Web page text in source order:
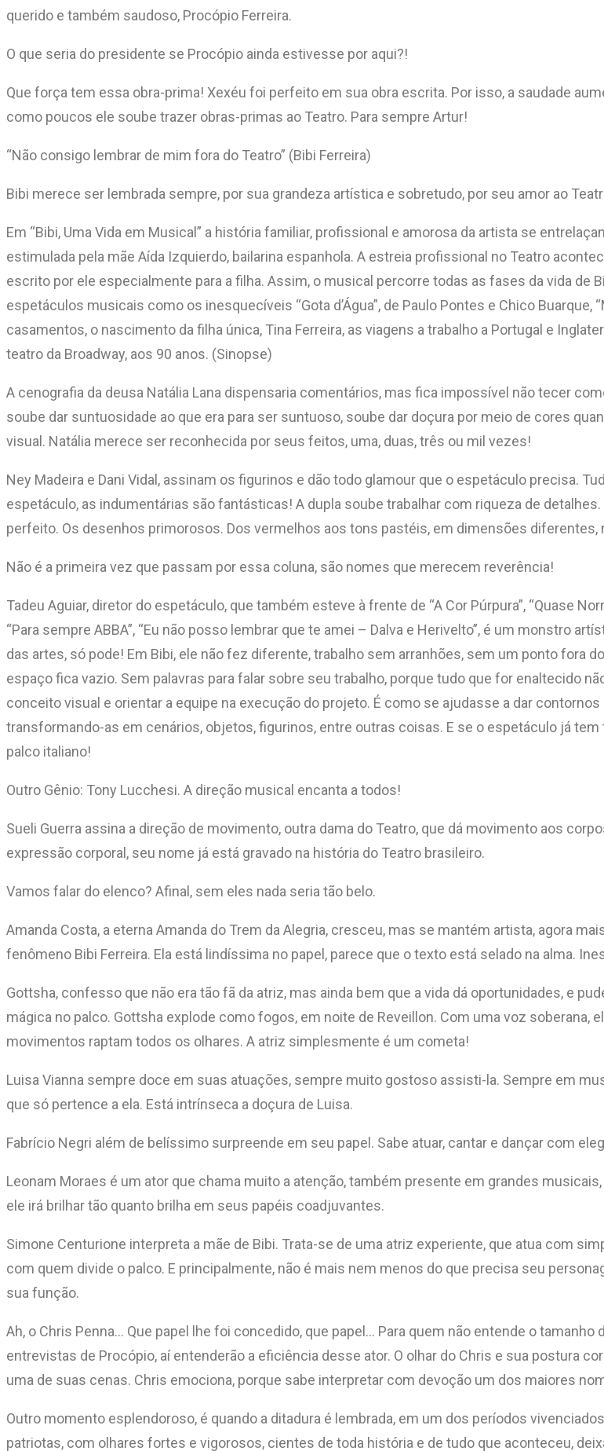
querido e também saudoso, Procópio Ferreira.
O que seria do presidente se Procópio ainda estivesse por aqui?!
Que força tem essa obra-prima! Xexéu foi perfeito em sua obra escrita. Por isso, a saudade
como poucos ele soube trazer obras-primas ao Teatro. Para sempre Artur!
“Não consigo lembrar de mim fora do Teatro” (Bibi Ferreira)
Bibi merece ser lembrada sempre, por sua grandeza artística e sobretudo, por seu amor ao
Em “Bibi, Uma Vida em Musical” a história familiar, profissional e amorosa da artista se
estimulada pela mãe Aída Izquierdo, bailarina espanhola. A estreia profissional no Teatro
escrito por ele especialmente para a filha. Assim, o musical percorre todas as fases da vida de
espetáculos musicais como os inesquecíveis “Gota d’Água”, de Paulo Pontes e Chico Buarque,
casamentos, o nascimento da filha única, Tina Ferreira, as viagens a trabalho a Portugal e
teatro da Broadway, aos 90 anos. (Sinopse)
A cenografia da deusa Natália Lana dispensaria comentários, mas fica impossível não tecer
soube dar suntuosidade ao que era para ser suntuoso, soube dar doçura por meio de cores
visual. Natália merece ser reconhecida por seus feitos, uma, duas, três ou mil vezes!
Ney Madeira e Dani Vidal, assinam os figurinos e dão todo glamour que o espetáculo precisa.
espetáculo, as indumentárias são fantásticas! A dupla soube trabalhar com riqueza de
perfeito. Os desenhos primorosos. Dos vermelhos aos tons pastéis, em dimensões
Não é a primeira vez que passam por essa coluna, são nomes que merecem reverência!
Tadeu Aguiar, diretor do espetáculo, que também esteve à frente de “A Cor Púrpura”, “Quase
“Para sempre ABBA”, “Eu não posso lembrar que te amei – Dalva e Herivelto”, é um monstro
das artes, só pode! Em Bibi, ele não fez diferente, trabalho sem arranhões, sem um ponto fora
espaço fica vazio. Sem palavras para falar sobre seu trabalho, porque tudo que for enaltecido
conceito visual e orientar a equipe na execução do projeto. É como se ajudasse a dar
transformando-as em cenários, objetos, figurinos, entre outras coisas. E se o espetáculo já
palco italiano!
Outro Gênio: Tony Lucchesi. A direção musical encanta a todos!
Sueli Guerra assina a direção de movimento, outra dama do Teatro, que dá movimento aos
expressão corporal, seu nome já está gravado na história do Teatro brasileiro.
Vamos falar do elenco? Afinal, sem eles nada seria tão belo.
Amanda Costa, a eterna Amanda do Trem da Alegria, cresceu, mas se mantém artista, agora
fenômeno Bibi Ferreira. Ela está lindíssima no papel, parece que o texto está selado na alma.
Gottsha, confesso que não era tão fã da atriz, mas ainda bem que a vida dá oportunidades, e
mágica no palco. Gottsha explode como fogos, em noite de Reveillon. Com uma voz soberana,
movimentos raptam todos os olhares. A atriz simplesmente é um cometa!
Luisa Vianna sempre doce em suas atuações, sempre muito gostoso assisti-la. Sempre em
que só pertence a ela. Está intrínseca a doçura de Luisa.
Fabrício Negri além de belíssimo surpreende em seu papel. Sabe atuar, cantar e dançar com
Leonam Moraes é um ator que chama muito a atenção, também presente em grandes
ele irá brilhar tão quanto brilha em seus papéis coadjuvantes.
Simone Centurione interpreta a mãe de Bibi. Trata-se de uma atriz experiente, que atua com
com quem divide o palco. E principalmente, não é mais nem menos do que precisa seu
sua função.
Ah, o Chris Penna… Que papel lhe foi concedido, que papel… Para quem não entende o
entrevistas de Procópio, aí entenderão a eficiência desse ator. O olhar do Chris e sua postura
uma de suas cenas. Chris emociona, porque sabe interpretar com devoção um dos maiores
Outro momento esplendoroso, é quando a ditadura é lembrada, em um dos períodos
patriotas, com olhares fortes e vigorosos, cientes de toda história e de tudo que aconteceu,